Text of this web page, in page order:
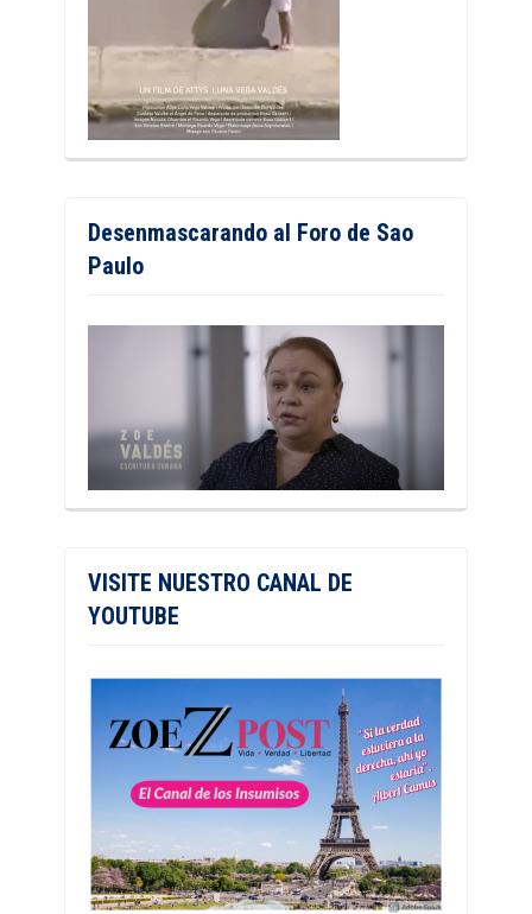
Desenmascarando al Foro de Sao
Paulo
VISITE NUESTRO CANAL DE
YOUTUBE